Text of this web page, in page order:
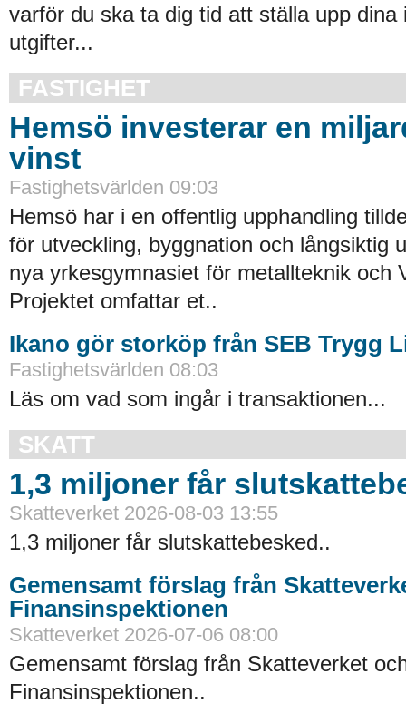
varför du ska ta dig tid att ställa upp dina
utgifter...
FASTIGHET
Hemsö investerar en
vinst
Fastighetsvärlden 09:03
Hemsö har i en offentlig upphandling
för utveckling, byggnation och långsiktig
nya yrkesgymnasiet för metallteknik och
Projektet omfattar et..
Ikano gör storköp från SEB Trygg
Fastighetsvärlden 08:03
Läs om vad som ingår i transaktionen...
SKATT
1,3 miljoner får
Skatteverket 2026-08-03 13:55
1,3 miljoner får slutskattebesked..
Gemensamt förslag från
Finansinspektionen
Skatteverket 2026-07-06 08:00
Gemensamt förslag från Skatteverket
Finansinspektionen..